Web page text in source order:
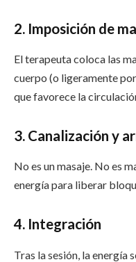
2. Imposición de
El terapeuta coloca las
cuerpo (o ligeramente
que favorece la
3. Canalización y
No es un masaje. No es
energía para liberar
4. Integración
Tras la sesión, la energía